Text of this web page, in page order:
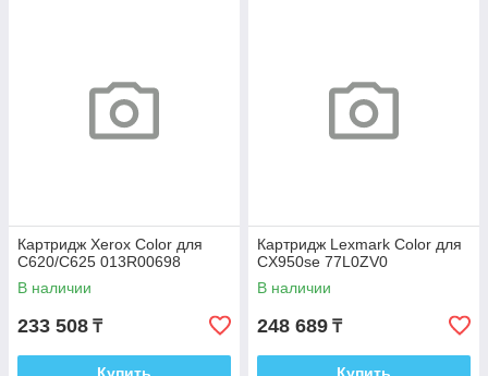
Картридж Xerox Color для
C620/C625 013R00698
В наличии
233 508 ₸
Картридж Lexmark Color для
CX950se 77L0ZV0
В наличии
248 689 ₸